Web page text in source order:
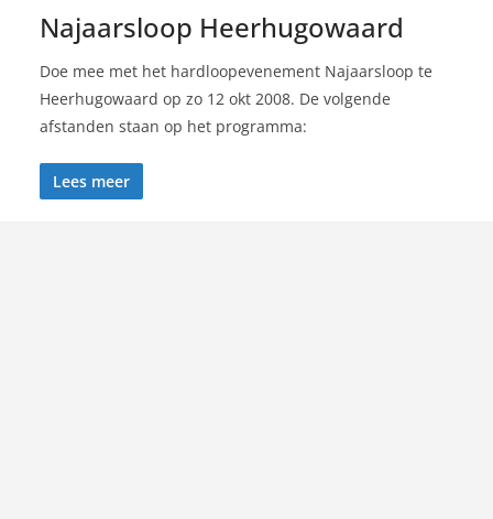
Najaarsloop Heerhugowaard
Doe mee met het hardloopevenement Najaarsloop te
Heerhugowaard op zo 12 okt 2008. De volgende
afstanden staan op het programma:
Lees meer